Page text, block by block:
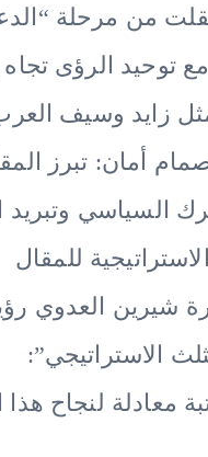
من مرحلة
توحيد الرؤى تجاه
زايد وسيف
أمان: تبرز
السياسي وتبريد
للمقال
شيرين العدوي
معادلة لنجاح